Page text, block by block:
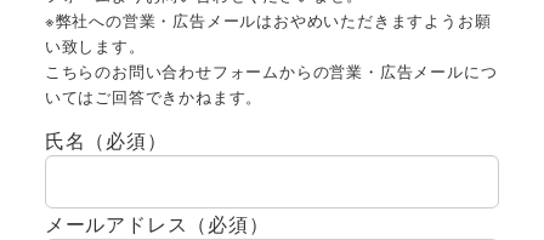
※弊社への営業・広告メールはおやめいただきますようお願
い致します。
こちらのお問い合わせフォームからの営業・広告メールにつ
いてはご回答できかねます。
氏名（必須）
メールアドレス（必須）